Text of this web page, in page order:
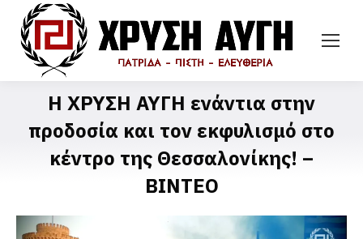
Η ΧΡΥΣΗ ΑΥΓΗ ενάντια στην
προδοσία και τον εκφυλισμό στο
κέντρο της Θεσσαλονίκης! –
ΒΙΝΤΕΟ